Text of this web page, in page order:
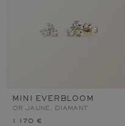
MINI EVERBLOOM
OR JAUNE, DIAMANT
1 170 €